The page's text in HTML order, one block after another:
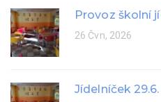
Provoz školní
26 Čvn, 2026
Jídelníček